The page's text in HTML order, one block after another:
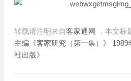
转载请注明来自客家通网 ，本文标
主编《客家研究（第一集）》
社出版》